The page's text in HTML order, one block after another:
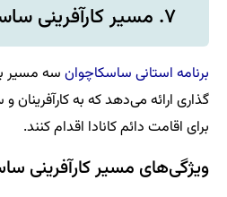
۷. مسیر کارآفرینی ساسکاچوان (SINP)
برنامه استانی ساسکاچوان سه مسیر
گذاری ارائه می‌دهد که به کارآفرینان
برای اقامت دائم کانادا اقدام کنند.
ویژگی‌های مسیر کارآفرینی